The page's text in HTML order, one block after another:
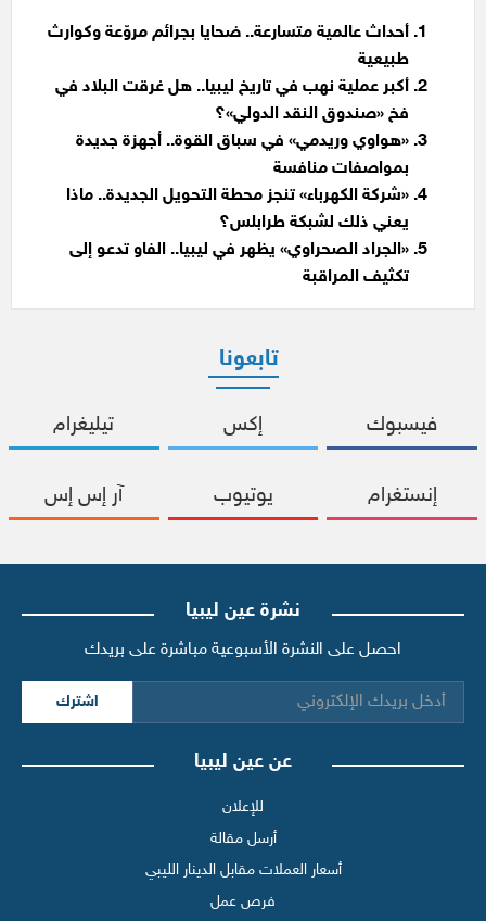
أحداث عالمية متسارعة.. ضحايا بجرائم مروّعة وكوارث
طبيعية
أكبر عملية نهب في تاريخ ليبيا.. هل غرقت البلاد في
فخ «صندوق النقد الدولي»؟
«هواوي وريدمي» في سباق القوة.. أجهزة جديدة
بمواصفات منافسة
«شركة الكهرباء» تنجز محطة التحويل الجديدة.. ماذا
يعني ذلك لشبكة طرابلس؟
«الجراد الصحراوي» يظهر في ليبيا.. الفاو تدعو إلى
تكثيف المراقبة
تابعونا
فيسبوك إكس تيليغرام
إنستغرام يوتيوب آر إس إس
نشرة عين ليبيا
احصل على النشرة الأسبوعية مباشرة على بريدك
اشترك
عن عين ليبيا
للإعلان
أرسل مقالة
أسعار العملات مقابل الدينار الليبي
فرص عمل